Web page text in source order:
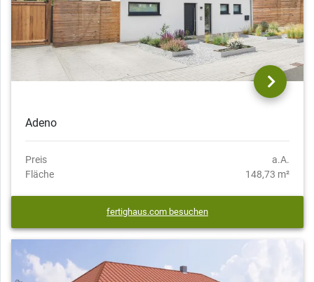
Adeno
Preis
a.A.
Fläche
148,73 m²
fertighaus.com besuchen